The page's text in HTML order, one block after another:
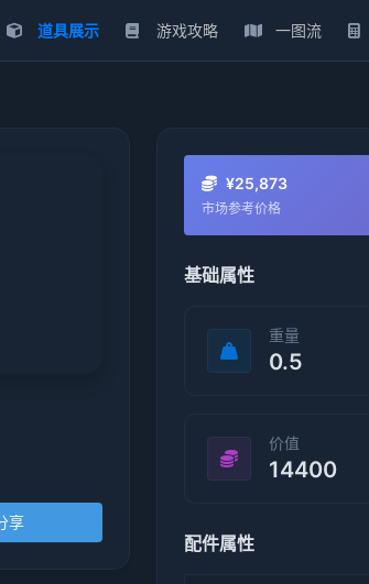
道具展示 游戏攻略 一图流
享
¥25,873
市场参考价格
基础属性
重量
0.5
价值
14400
配件属性